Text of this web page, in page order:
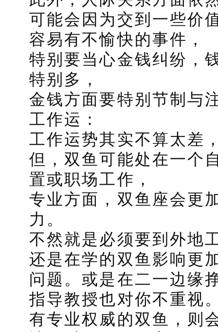
可能会因为交到一些价
容易有不愉快的事件，
特别要当心金钱纠纷，
特别多，
金钱方面要特别节制与
工作运：
工作运势其实不算太差
但，双鱼可能处在一个
置或职场工作，
专业方面，双鱼座会更
力。
不然就是必须要到外地
还是在学的双鱼影响更
问题。或是在二一边缘
指导教授也对你不重视
有专业权威的双鱼，则